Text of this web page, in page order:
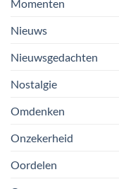
Momenten
Nieuws
Nieuwsgedachten
Nostalgie
Omdenken
Onzekerheid
Oordelen